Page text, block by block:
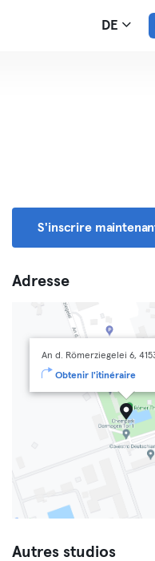
DE
S'inscrire
Adresse
An d. Römerziegelei 6,
Obtenir l'itinéraire
Autres studios